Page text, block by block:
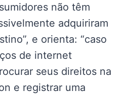
não têm
adquiriram
e orienta: “caso
de internet
seus direitos na
e registrar uma